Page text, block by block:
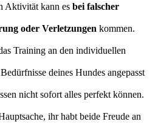
Aktivität kann es bei falscher
oder Verletzungen kommen.
Training an den individuellen
deines Hundes angepasst
nicht sofort alles perfekt können.
ihr habt beide Freude an